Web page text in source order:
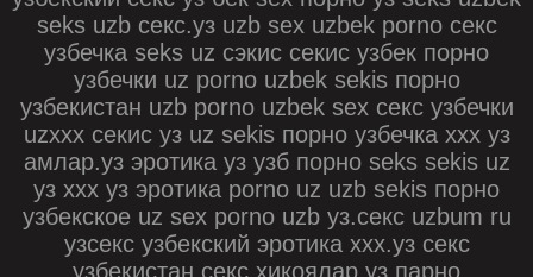
seks uzb секс.уз uzb sex uzbek porno секс
узбечка seks uz сэкис секис узбек порно
узбечки uz porno uzbek sekis порно
узбекистан uzb porno uzbek sex секс узбечки
uzxxx секис уз uz sekis порно узбечка ххх уз
амлар.уз эротика уз узб порно seks sekis uz
уз ххх уз эротика porno uz uzb sekis порно
узбекское uz sex porno uzb уз.секс uzbum ru
узсекс узбекский эротика ххх.уз секс
узбекистан секс хикоялар уз парно